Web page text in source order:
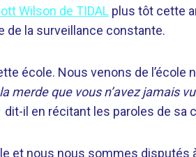
Wilson de TIDAL plus tôt cette
de la surveillance constante.
école. Nous venons de l’école
merde que vous n’avez jamais
dit-il en récitant les paroles de sa
et nous nous sommes disputés